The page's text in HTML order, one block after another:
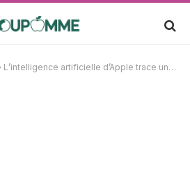
L’intelligence artificielle d’Apple trace un avenir prometteur, pendant que Costco affiche des ventes éclatantes